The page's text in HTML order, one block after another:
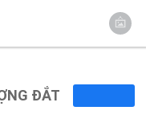
ĐẮT